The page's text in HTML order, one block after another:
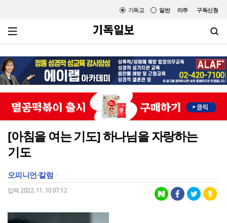
미주 구독신청
일반
기독교
[아침을 여는 기도] 하나님을 자랑하는
기도
오피니언·칼럼
입력 2022. 11. 10 07:12